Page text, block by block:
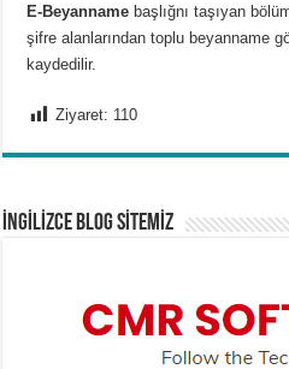
E-Beyanname başlığnı taşıyan
şifre alanlarından toplu beyanname
kaydedilir.
Ziyaret: 110
İNGİLİZCE BLOG SİTEMİZ